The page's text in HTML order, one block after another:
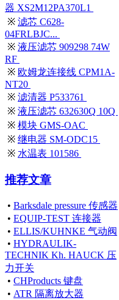
器 XS2M12PA370L1
※ 滤芯 C628-
04FRLBJC...
※ 液压滤芯 909298 74W
RF
※ 欧姆龙连接线 CPM1A-
NT20
※ 滤清器 P533761
※ 液压滤芯 632630Q 10Q
※ 模块 GMS-OAC
※ 继电器 SM-ODC15
※ 水温表 101586
推荐文章
• Barksdale pressure 传感器
• EQUIP-TEST 连接器
• ELLIS/KUHNKE 气动阀
• HYDRAULIK-
TECHNIK Kh. HAUCK 压
力开关
• CHProducts 键盘
• ATR 隔离放大器